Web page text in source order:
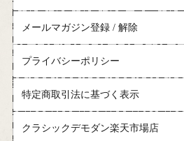
メールマガジン登録 / 解除
プライバシーポリシー
特定商取引法に基づく表示
クラシックデモダン楽天市場店